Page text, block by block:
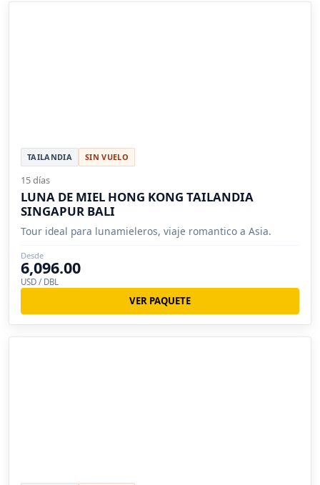
TAILANDIA SIN VUELO
15 días
LUNA DE MIEL HONG KONG TAILANDIA
SINGAPUR BALI
Tour ideal para lunamieleros, viaje romantico a Asia.
Desde
6,096.00
USD / DBL
VER PAQUETE